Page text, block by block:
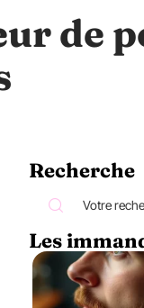
de
Recherche
Les